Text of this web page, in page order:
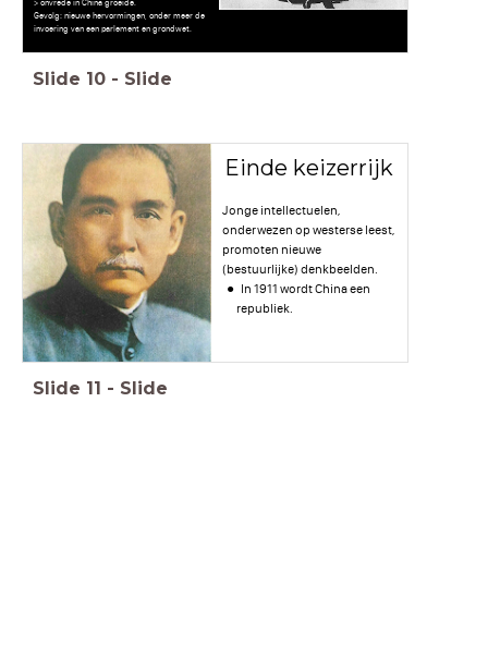
Gevolg: nieuwe hervormingen, onder meer de
invoering van een parlement en grondwet.
Slide 10 - Slide
Einde keizerrijk
Jonge intellectuelen,
onderwezen op westerse leest,
promoten nieuwe
(bestuurlijke) denkbeelden.
In 1911 wordt China een
republiek.
Slide 11 - Slide